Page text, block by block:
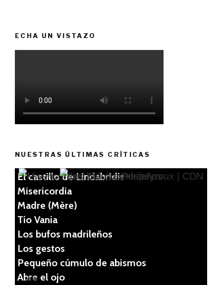
ECHA UN VISTAZO
NUESTRAS ÚLTIMAS CRÍTICAS
El castillo de Lindabridis
Misericordia
Madre (Mère)
Tío Vania
Los bufos madrileños
Los gestos
Pequeño cúmulo de abismos
Abre el ojo